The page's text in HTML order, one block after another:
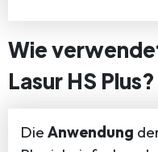
Wie
Lasur HS Plus?
Die Anwendung